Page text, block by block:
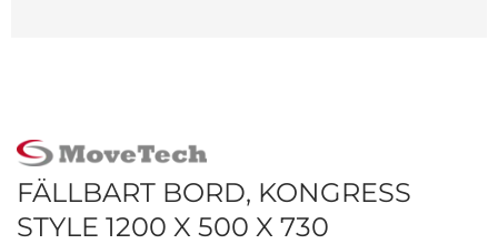
FÄLLBART BORD, KONGRESS
STYLE 1200 X 500 X 730